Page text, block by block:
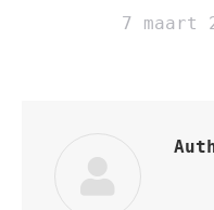
7 maart